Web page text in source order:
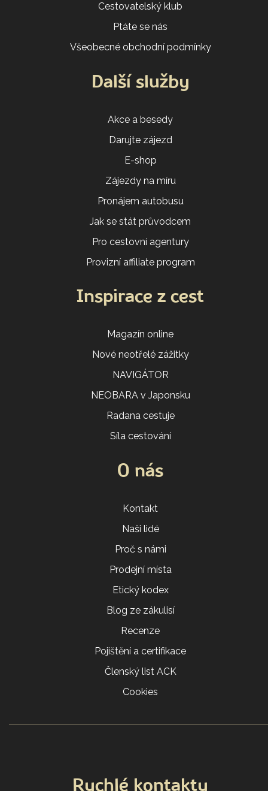
Cestovatelský klub
Ptáte se nás
Všeobecné obchodní podmínky
Další služby
Akce a besedy
Darujte zájezd
E-shop
Zájezdy na míru
Pronájem autobusu
Jak se stát průvodcem
Pro cestovní agentury
Provizní affiliate program
Inspirace z cest
Magazín online
Nové neotřelé zážitky
NAVIGÁTOR
NEOBARA v Japonsku
Radana cestuje
Síla cestování
O nás
Kontakt
Naši lidé
Proč s námi
Prodejní místa
Etický kodex
Blog ze zákulisí
Recenze
Pojištění a certifikace
Členský list ACK
Cookies
Rychlé kontakty